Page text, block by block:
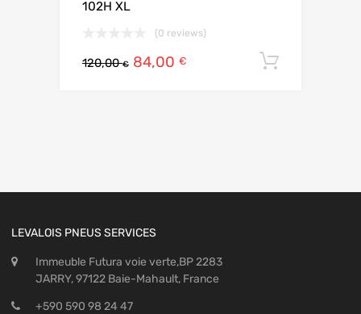
102H XL
(0 reviews)
120,00€ 84,00 €
LEVALOIS PNEUS SERVICES
Immeuble Futura voie verte,BP 2283
JARRY, 97122 Baie-Mahault, France
+590 590 98 24 47